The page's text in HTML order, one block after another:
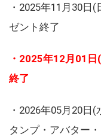
・2025年11月30
ゼント終了
・2025年12月01
終了
・2026年05月20
タンプ・アバター